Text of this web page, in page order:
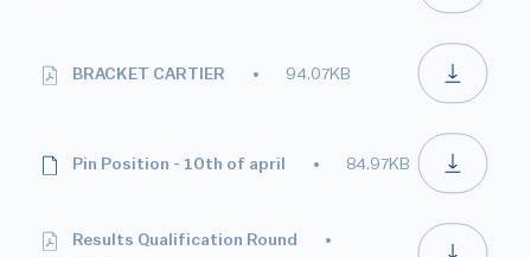
BRACKET CARTIER 94.07KB
Pin Position - 10th of april 84.97KB
Results Qualification Round